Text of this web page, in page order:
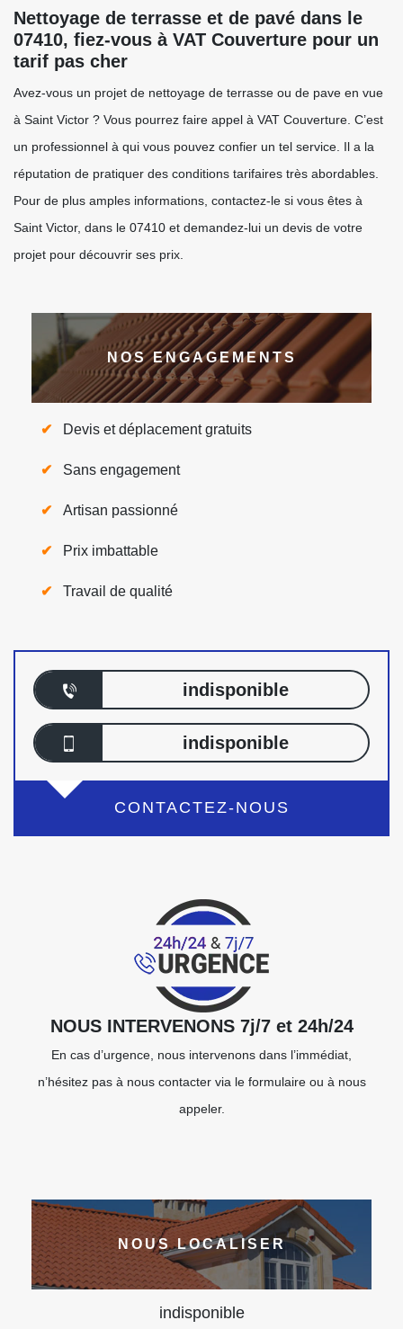
Nettoyage de terrasse et de pavé dans le
07410, fiez-vous à VAT Couverture pour un
tarif pas cher
Avez-vous un projet de nettoyage de terrasse ou de pave en vue
à Saint Victor ? Vous pourrez faire appel à VAT Couverture. C’est
un professionnel à qui vous pouvez confier un tel service. Il a la
réputation de pratiquer des conditions tarifaires très abordables.
Pour de plus amples informations, contactez-le si vous êtes à
Saint Victor, dans le 07410 et demandez-lui un devis de votre
projet pour découvrir ses prix.
NOS ENGAGEMENTS
Devis et déplacement gratuits
Sans engagement
Artisan passionné
Prix imbattable
Travail de qualité
indisponible
indisponible
CONTACTEZ-NOUS
NOUS INTERVENONS 7j/7 et 24h/24
En cas d’urgence, nous intervenons dans l’immédiat,
n’hésitez pas à nous contacter via le formulaire ou à nous
appeler.
NOUS LOCALISER
indisponible